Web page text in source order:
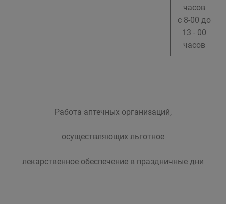
часов
с 8-00 до
13 - 00
часов
Работа аптечных организаций,
осуществляющих льготное
лекарственное обеспечение в праздничные дни